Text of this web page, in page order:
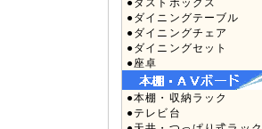
●ダイニングテーブル
●ダイニングチェア
●ダイニングセット
●座卓
●本棚・収納ラック
●テレビ台